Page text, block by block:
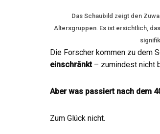
Das Schaubild zeigt den
Altersgruppen. Es ist ersichtlich,
Die Forscher kommen zu dem
einschränkt– zumindest nicht
Aber was passiert nach dem
Zum Glück nicht.